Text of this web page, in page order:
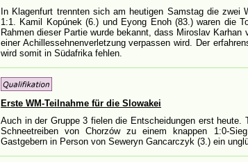
In Klagenfurt trennten sich am heutigen Samstag die zwei
1:1. Kamil Kopúnek (6.) und Eyong Enoh (83.) waren die
Rahmen dieser Partie wurde bekannt, dass Miroslav
einer Achillessehnenverletzung verpassen wird. Der
wird somit in Südafrika fehlen.
Erste WM-Teilnahme für die Slowakei
Auch in der Gruppe 3 fielen die Entscheidungen erst heute.
Schneetreiben von Chorzów zu einem knappen 1:0-
Gastgebern in Person von Seweryn Gancarczyk (3.) ein